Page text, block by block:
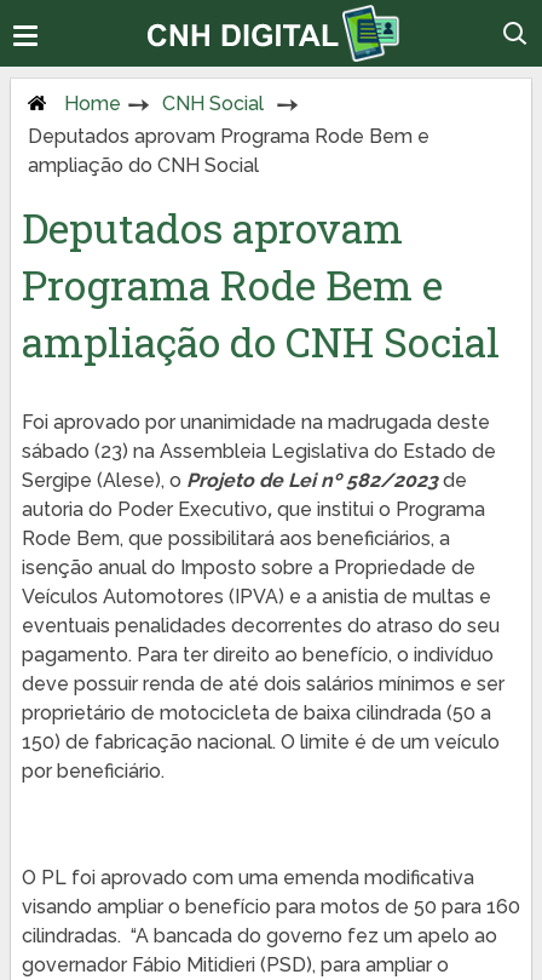
Home
CNH Social
Deputados aprovam Programa Rode Bem e
ampliação do CNH Social
Deputados aprovam
Programa Rode Bem e
ampliação do CNH Social
Foi aprovado por unanimidade na madrugada deste
sábado (23) na Assembleia Legislativa do Estado de
Sergipe (Alese), o Projeto de Lei nº 582/2023de
autoria do Poder Executivo, que institui o Programa
Rode Bem, que possibilitará aos beneficiários, a
isenção anual do Imposto sobre a Propriedade de
Veículos Automotores (IPVA) e a anistia de multas e
eventuais penalidades decorrentes do atraso do seu
pagamento. Para ter direito ao benefício, o indivíduo
deve possuir renda de até dois salários mínimos e ser
proprietário de motocicleta de baixa cilindrada (50 a
150) de fabricação nacional. O limite é de um veículo
por beneficiário.
O PL foi aprovado com uma emenda modificativa
visando ampliar o benefício para motos de 50 para 160
cilindradas. “A bancada do governo fez um apelo ao
governador Fábio Mitidieri (PSD), para ampliar o